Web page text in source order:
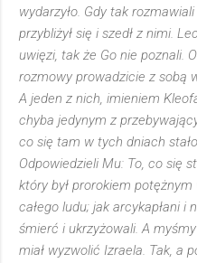
wydarzyło. Gdy tak
przybliżył się i szedł z nimi.
uwięzi, tak że Go nie poznali.
rozmowy prowadzicie z sobą
A jeden z nich, imieniem
chyba jedynym z
co się tam w tych dniach
Odpowiedzieli Mu: To, co się
który był prorokiem
całego ludu; jak arcykapłani i
śmierć i ukrzyżowali. A
miał wyzwolić Izraela. Tak, a